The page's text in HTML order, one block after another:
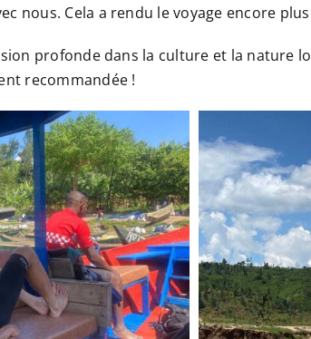
nous. Cela a rendu le voyage encore
profonde dans la culture et la nature
recommandée !